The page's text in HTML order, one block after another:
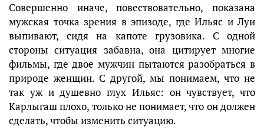
Совершенно иначе, повествовательно, показана
мужская точка зрения в эпизоде, где Ильяс и Луи
выпивают, сидя на капоте грузовика. С одной
стороны ситуация забавна, она цитирует многие
фильмы, где двое мужчин пытаются разобраться в
природе женщин. С другой, мы понимаем, что не
так уж и душевно глух Ильяс: он чувствует, что
Карлыгаш плохо, только не понимает, что он должен
сделать, чтобы изменить ситуацию.